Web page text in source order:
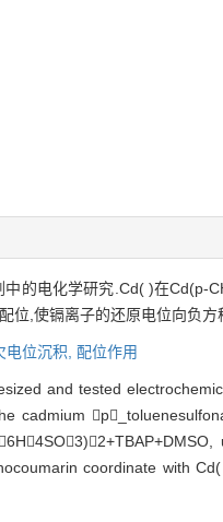
的电化学研究.Cd( )在Cd(p-
位,使镉离子的还原电位向负方
电位沉积, 配位作用
and tested
cadmium
coordinate with